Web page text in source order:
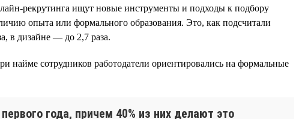
рекрутинга ищут новые инструменты и подходы к подбору
опыта или формального образования. Это, как подсчитали
в дизайне — до 2,7 раза.
найме сотрудников работодатели ориентировались на формальные
года, причем 40% из них делают это